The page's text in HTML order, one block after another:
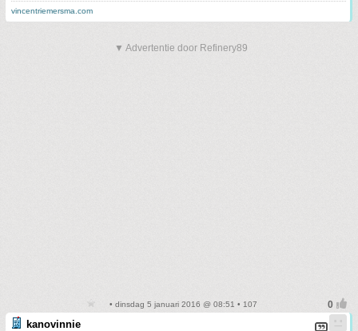
vincentriemersma.com
▼ Advertentie door Refinery89
• dinsdag 5 januari 2016 @ 08:51 • 107
kanovinnie